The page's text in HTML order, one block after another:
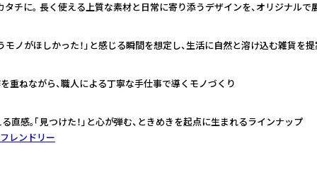
チに。 長く使える上質な素材と日常に寄り添うデザインを、オリジナルで
モノがほしかった！」と感じる瞬間を想定し、生活に自然と溶け込む雑貨を
重ねながら、職人による丁寧な手仕事で導くモノづくり
直感。「見つけた！」と心が弾む、ときめきを起点に生まれるラインナップ
レンドリー